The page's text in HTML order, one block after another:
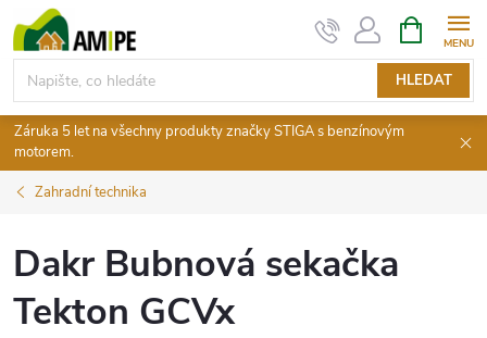
na
obsah
HLEDAT
NÁKUPNÍ
KOŠÍK
Záruka 5 let na všechny produkty značky STIGA s benzínovým
motorem.
Zahradní technika
Dakr Bubnová sekačka
Tekton GCVx